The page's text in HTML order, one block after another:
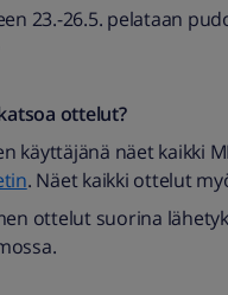
23.-26.5. pelataan
ottelut?
käyttäjänä näet kaikki
. Näet kaikki ottelut
ottelut suorina